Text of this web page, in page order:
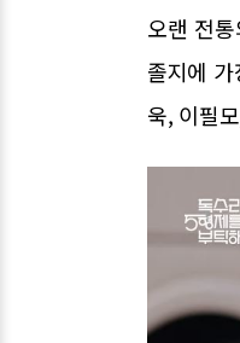
오랜 전
졸지에
욱, 이필